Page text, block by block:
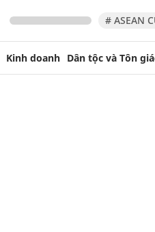
# ASEAN
Kinh doanh Dân tộc và Tôn